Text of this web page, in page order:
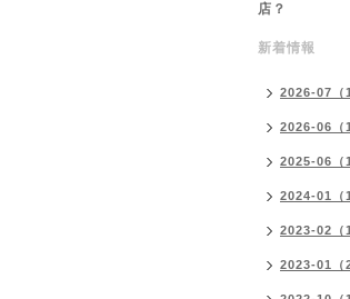
店？
新着情報
2026-07（1
2026-06（1
2025-06（1
2024-01（1
2023-02（1
2023-01（2